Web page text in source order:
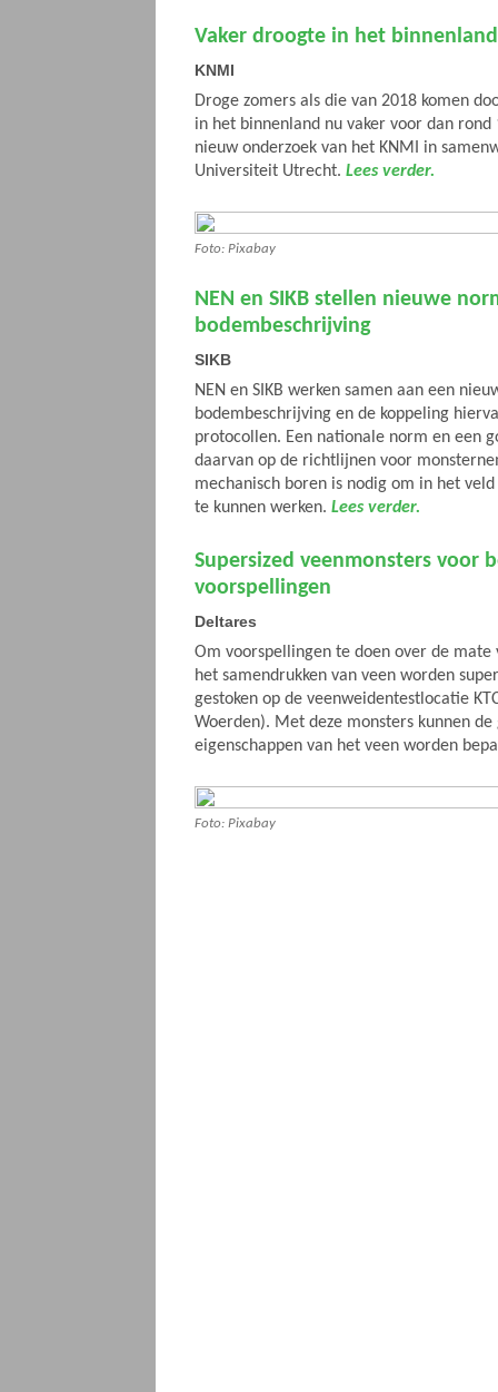
Vaker droogte in het binnenland
KNMI
Droge zomers als die van 2018 komen
in het binnenland nu vaker voor dan
nieuw onderzoek van het KNMI in
Universiteit Utrecht. Lees verder.
Foto: Pixabay
NEN en SIKB stellen nieuwe
bodembeschrijving
SIKB
NEN en SIKB werken samen aan een
bodembeschrijving en de koppeling
protocollen. Een nationale norm en een
daarvan op de richtlijnen voor
mechanisch boren is nodig om in het
te kunnen werken. Lees verder.
Supersized veenmonsters voor
voorspellingen
Deltares
Om voorspellingen te doen over de mate
het samendrukken van veen worden
gestoken op de veenweidentestlocatie
Woerden). Met deze monsters kunnen de
eigenschappen van het veen worden
Foto: Pixabay